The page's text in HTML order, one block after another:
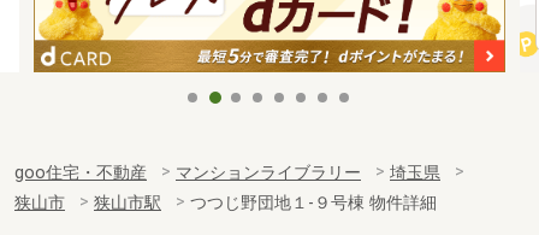
goo住宅・不動産 マンションライブラリー
埼玉県
狭山市
狭山市駅 つつじ野団地１-９号棟 物件詳細